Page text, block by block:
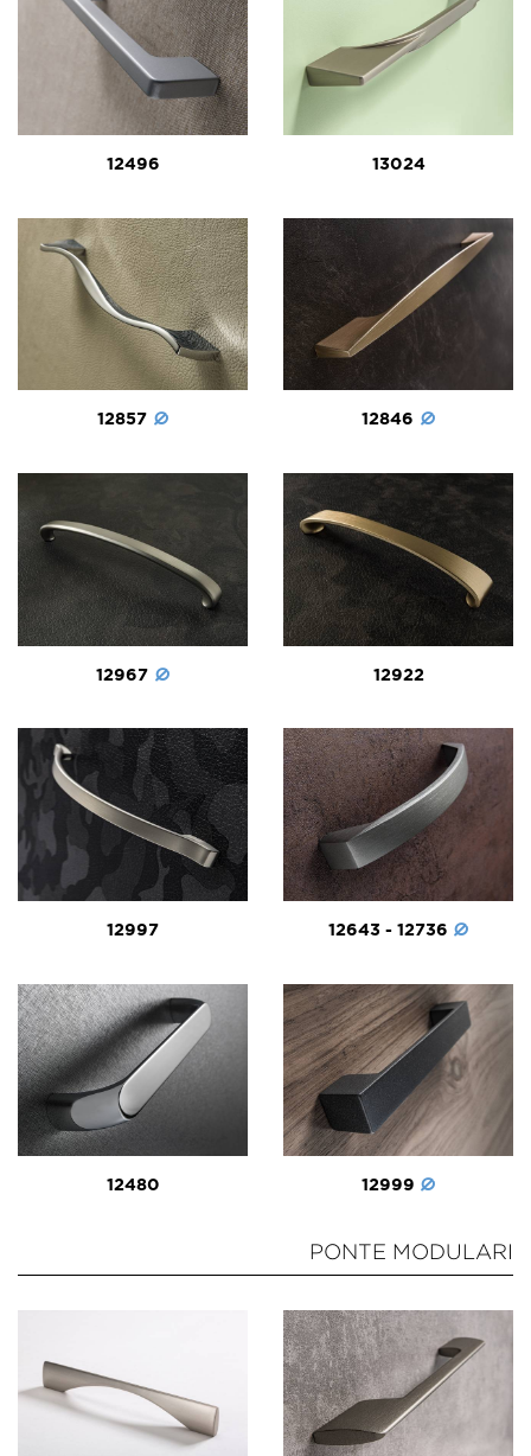
12496 13024
12857 12846
12967 12922
12997 12643 - 12736
12480 12999
PONTE MODULARI